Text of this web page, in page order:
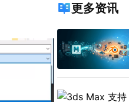
更多资讯